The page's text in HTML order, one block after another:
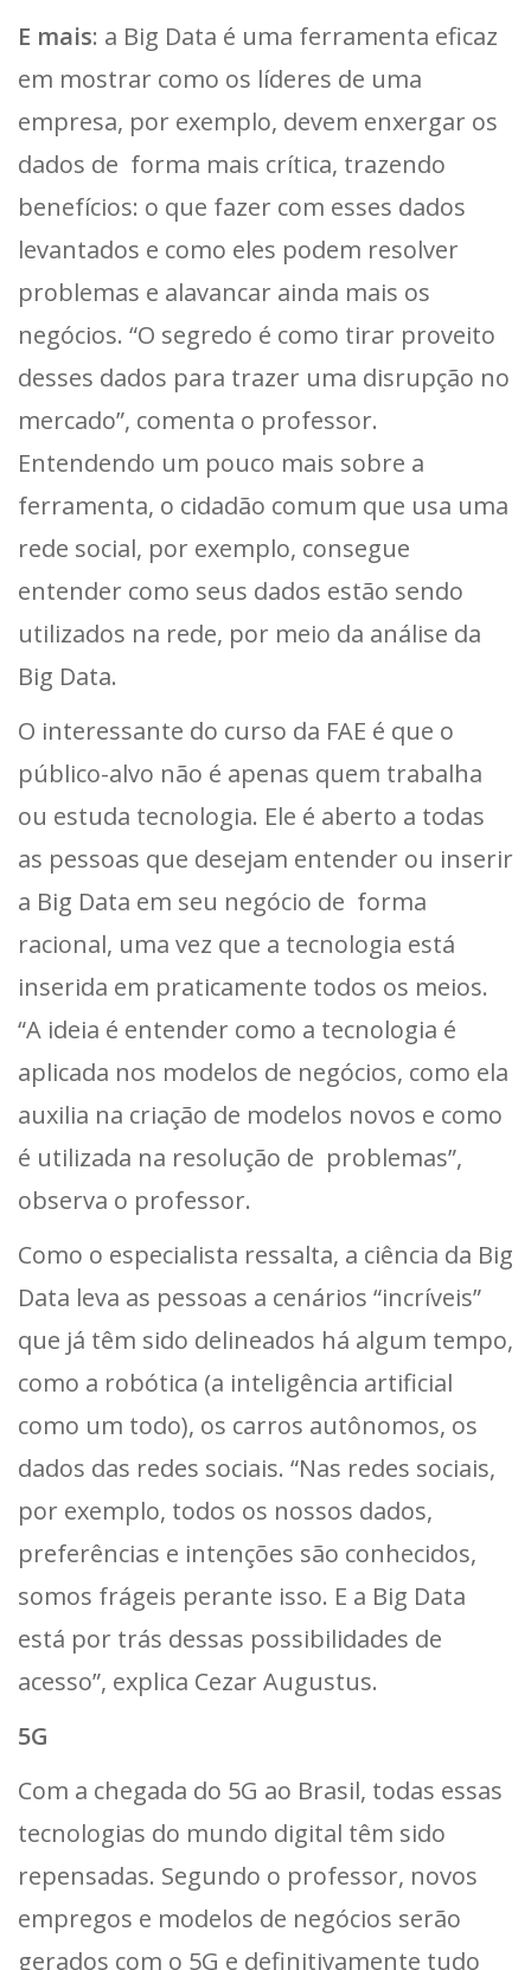
E mais: a Big Data é uma ferramenta eficaz
em mostrar como os líderes de uma
empresa, por exemplo, devem enxergar os
dados de forma mais crítica, trazendo
benefícios: o que fazer com esses dados
levantados e como eles podem resolver
problemas e alavancar ainda mais os
negócios. “O segredo é como tirar proveito
desses dados para trazer uma disrupção no
mercado”, comenta o professor.
Entendendo um pouco mais sobre a
ferramenta, o cidadão comum que usa uma
rede social, por exemplo, consegue
entender como seus dados estão sendo
utilizados na rede, por meio da análise da
Big Data.
O interessante do curso da FAE é que o
público-alvo não é apenas quem trabalha
ou estuda tecnologia. Ele é aberto a todas
as pessoas que desejam entender ou inserir
a Big Data em seu negócio de forma
racional, uma vez que a tecnologia está
inserida em praticamente todos os meios.
“A ideia é entender como a tecnologia é
aplicada nos modelos de negócios, como ela
auxilia na criação de modelos novos e como
é utilizada na resolução de problemas”,
observa o professor.
Como o especialista ressalta, a ciência da Big
Data leva as pessoas a cenários “incríveis”
que já têm sido delineados há algum tempo,
como a robótica (a inteligência artificial
como um todo), os carros autônomos, os
dados das redes sociais. “Nas redes sociais,
por exemplo, todos os nossos dados,
preferências e intenções são conhecidos,
somos frágeis perante isso. E a Big Data
está por trás dessas possibilidades de
acesso”, explica Cezar Augustus.
5G
Com a chegada do 5G ao Brasil, todas essas
tecnologias do mundo digital têm sido
repensadas. Segundo o professor, novos
empregos e modelos de negócios serão
gerados com o 5G e definitivamente tudo